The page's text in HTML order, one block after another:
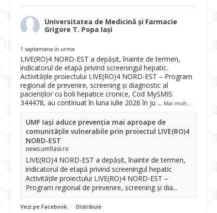
Universitatea de Medicină și Farmacie
Grigore T. Popa Iași
1 saptamana in urma
LIVE(RO)4 NORD-EST a depășit, înainte de termen,
indicatorul de etapă privind screeningul hepatic.
Activitățile proiectului LIVE(RO)4 NORD-EST – Program
regional de prevenire, screening și diagnostic al
pacienților cu boli hepatice cronice, Cod MySMIS
344478, au continuat în luna iulie 2026 în ju ... Mai mult...
UMF Iași aduce prevenția mai aproape de
comunitățile vulnerabile prin proiectul LIVE(RO)4
NORD-EST
news.umfiasi.ro
LIVE(RO)4 NORD-EST a depășit, înainte de termen,
indicatorul de etapă privind screeningul hepatic
Activitățile proiectului LIVE(RO)4 NORD-EST –
Program regional de prevenire, screening și dia...
Vezi pe Facebook · Distribuie